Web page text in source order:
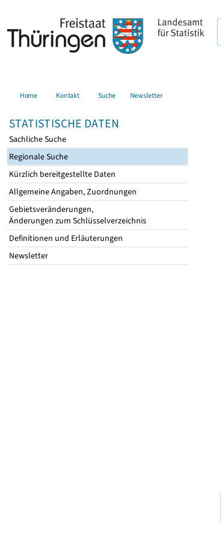
Home Kontakt Suche Newsletter
STATISTISCHE DATEN
Sachliche Suche
Regionale Suche
Kürzlich bereitgestellte Daten
Allgemeine Angaben, Zuordnungen
Gebietsveränderungen,
Änderungen zum Schlüsselverzeichnis
Definitionen und Erläuterungen
Newsletter